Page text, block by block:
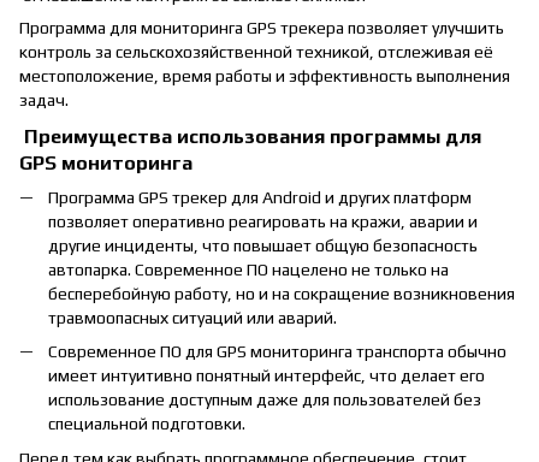
Программа для мониторинга GPS трекера позволяет улучшить
контроль за сельскохозяйственной техникой, отслеживая её
местоположение, время работы и эффективность выполнения
задач.
Преимущества использования программы для
GPS мониторинга
Программа GPS трекер для Android и других платформ
позволяет оперативно реагировать на кражи, аварии и
другие инциденты, что повышает общую безопасность
автопарка. Современное ПО нацелено не только на
бесперебойную работу, но и на сокращение возникновения
травмоопасных ситуаций или аварий.
Современное ПО для GPS мониторинга транспорта обычно
имеет интуитивно понятный интерфейс, что делает его
использование доступным даже для пользователей без
специальной подготовки.
Перед тем как выбрать программное обеспечение, стоит